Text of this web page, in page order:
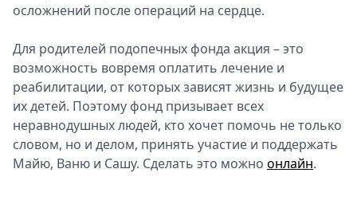
осложнений после операций на сердце.
Для родителей подопечных фонда акция – это
возможность вовремя оплатить лечение и
реабилитации, от которых зависят жизнь и будущее
их детей. Поэтому фонд призывает всех
неравнодушных людей, кто хочет помочь не только
словом, но и делом, принять участие и поддержать
Майю, Ваню и Сашу. Сделать это можно онлайн.